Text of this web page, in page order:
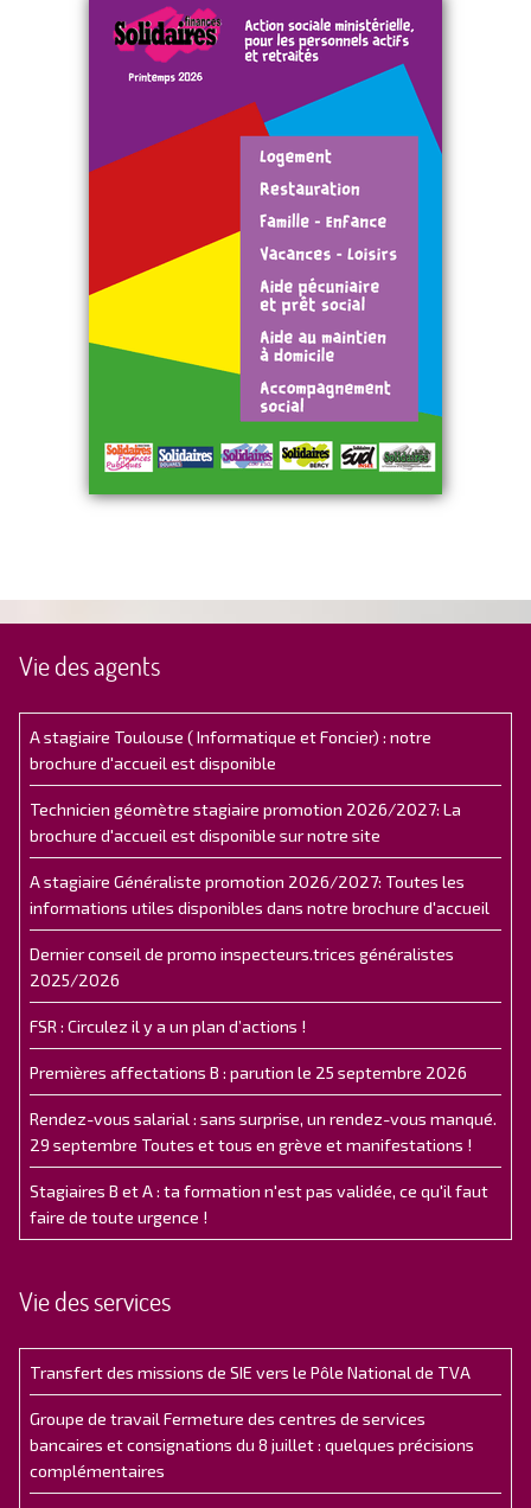
Vie des agents
A stagiaire Toulouse ( Informatique et Foncier) : notre
brochure d'accueil est disponible
Technicien géomètre stagiaire promotion 2026/2027: La
brochure d'accueil est disponible sur notre site
A stagiaire Généraliste promotion 2026/2027: Toutes les
informations utiles disponibles dans notre brochure d'accueil
Dernier conseil de promo inspecteurs.trices généralistes
2025/2026
FSR : Circulez il y a un plan d’actions !
Premières affectations B : parution le 25 septembre 2026
Rendez-vous salarial : sans surprise, un rendez-vous manqué.
29 septembre Toutes et tous en grève et manifestations !
Stagiaires B et A : ta formation n'est pas validée, ce qu'il faut
faire de toute urgence !
Vie des services
Transfert des missions de SIE vers le Pôle National de TVA
Groupe de travail Fermeture des centres de services
bancaires et consignations du 8 juillet : quelques précisions
complémentaires